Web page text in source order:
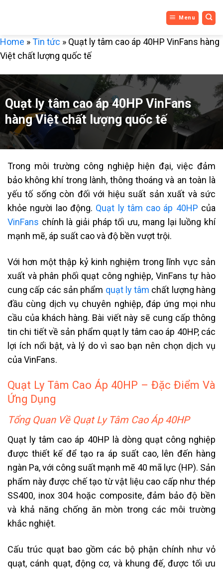
Menu
Home »Tin tức » Quạt ly tâm cao áp 40HP VinFans hàng
Việt chất lượng quốc tế
Quạt ly tâm cao áp 40HP VinFans
hàng Việt chất lượng quốc tế
Trong môi trường công nghiệp hiện đại, việc đảm
bảo không khí trong lành, thông thoáng và an toàn là
yếu tố sống còn đối với hiệu suất sản xuất và sức
khỏe người lao động. Quạt ly tâm cao áp 40HP của
VinFans chính là giải pháp tối ưu, mang lại luồng khí
mạnh mẽ, áp suất cao và độ bền vượt trội.
Với hơn một thập kỷ kinh nghiệm trong lĩnh vực sản
xuất và phân phối quạt công nghiệp, VinFans tự hào
cung cấp các sản phẩm quạt ly tâm chất lượng hàng
đầu cùng dịch vụ chuyên nghiệp, đáp ứng mọi nhu
cầu của khách hàng. Bài viết này sẽ cung cấp thông
tin chi tiết về sản phẩm quạt ly tâm cao áp 40HP, các
lợi ích nổi bật, và lý do vì sao bạn nên chọn dịch vụ
của VinFans.
Quạt Ly Tâm Cao Áp 40HP – Đặc Điểm Và
Ứng Dụng
Tổng Quan Về Quạt Ly Tâm Cao Áp 40HP
Quạt ly tâm cao áp 40HP là dòng quạt công nghiệp
được thiết kế để tạo ra áp suất cao, lên đến hàng
ngàn Pa, với công suất mạnh mẽ 40 mã lực (HP). Sản
phẩm này được chế tạo từ vật liệu cao cấp như thép
SS400, inox 304 hoặc composite, đảm bảo độ bền
và khả năng chống ăn mòn trong các môi trường
khắc nghiệt.
Cấu trúc quạt bao gồm các bộ phận chính như vỏ
quạt, cánh quạt, động cơ, và khung đế, được tối ưu